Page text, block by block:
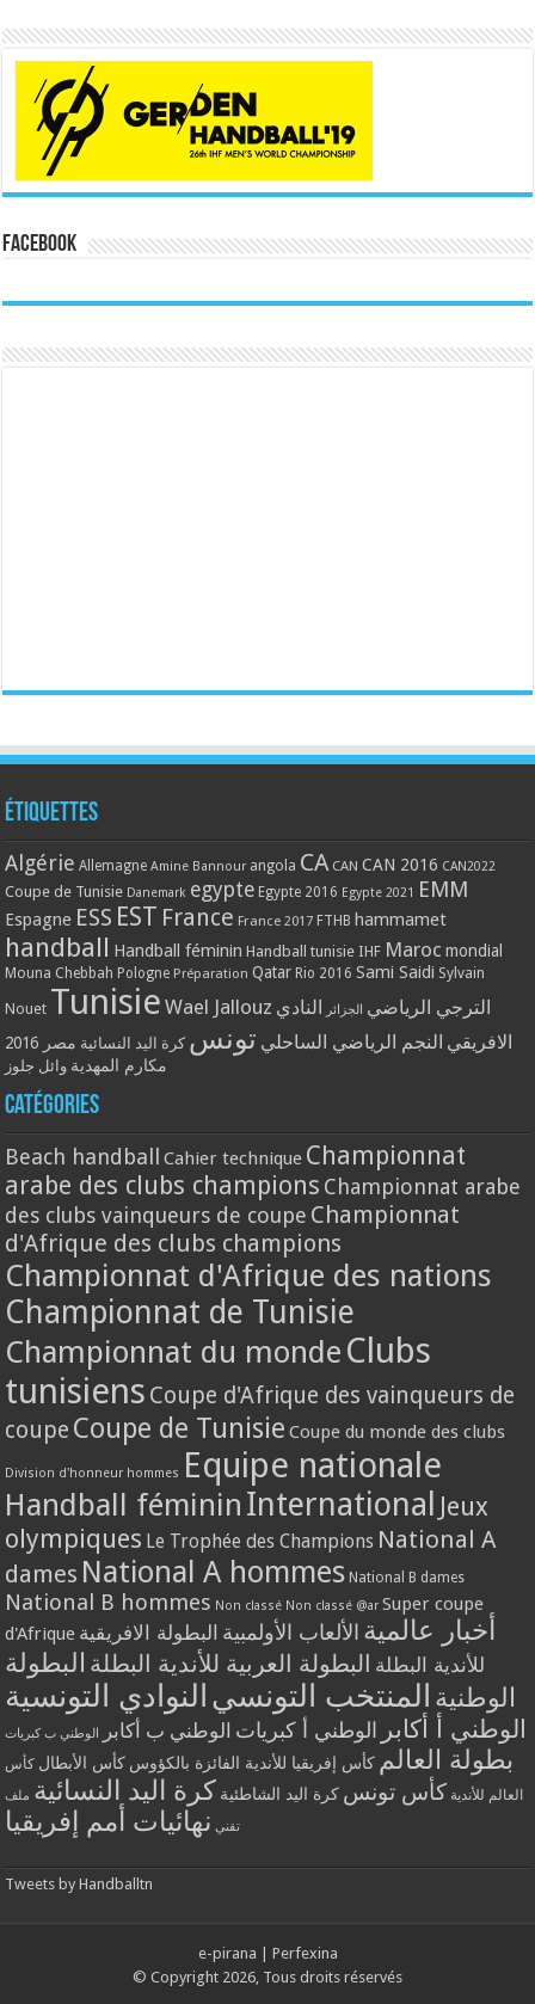
Facebook
Étiquettes
Algérie Allemagne Amine Bannour angola CA CAN CAN 2016 CAN2022
Coupe de Tunisie Danemark egypte Egypte 2016 Egypte 2021 EMM
Espagne ESS EST France France 2017 FTHB hammamet
handball Handball féminin Handball tunisie IHF Maroc mondial
Mouna Chebbah Pologne Préparation Qatar Rio 2016 Sami Saidi Sylvain
Nouet Tunisie Wael Jallouz الترجي الرياضي الجزائر النادي
الافريقي النجم الرياضي الساحلي تونس كرة اليد النسائية مصر 2016
مكارم المهدية وائل جلوز
Catégories
Beach handball Cahier technique Championnat
arabe des clubs champions Championnat arabe
des clubs vainqueurs de coupe Championnat
d'Afrique des clubs champions
Championnat d'Afrique des nations
Championnat de Tunisie
Championnat du monde Clubs
tunisiens Coupe d'Afrique des vainqueurs de
coupe Coupe de Tunisie Coupe du monde des clubs
Division d'honneur hommes Equipe nationale
Handball féminin International Jeux
olympiques Le Trophée des Champions National A
dames National A hommes National B dames
National B hommes Non classé Non classé @ar Super coupe
d'Afrique
أخبار عالمية الألعاب الأولمبية البطولة الافريقية
للأندية البطلة البطولة العربية للأندية البطلة البطولة
الوطنية المنتخب التونسي النوادي التونسية
الوطني أ أكابر الوطني أ كبريات الوطني ب أكابر الوطني ب كبريات
بطولة العالم كأس إفريقيا للأندية الفائزة بالكؤوس كأس الأبطال كأس
العالم للأندية كأس تونس كرة اليد الشاطئية كرة اليد النسائية ملف
تقني نهائيات أمم إفريقيا
Tweets by Handballtn
e-pirana
Perfexina
© Copyright 2026, Tous droits réservés